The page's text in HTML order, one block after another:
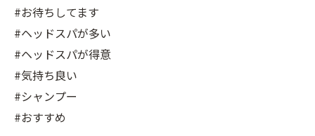
#お待ちしてます
#ヘッドスパが多い
#ヘッドスパが得意
#気持ち良い
#シャンプー
#おすすめ